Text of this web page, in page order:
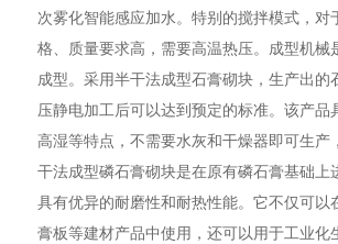
次雾化智能感应加水。特别的搅拌模式，对
格、质量要求高，需要高温热压。成型机械
成型。采用半干法成型石膏砌块，生产出的
压静电加工后可以达到预定的标准。该产品
高湿等特点，不需要水灰和干燥器即可生产
干法成型磷石膏砌块是在原有磷石膏基础上
具有优异的耐磨性和耐热性能。它不仅可以
膏板等建材产品中使用，还可以用于工业化